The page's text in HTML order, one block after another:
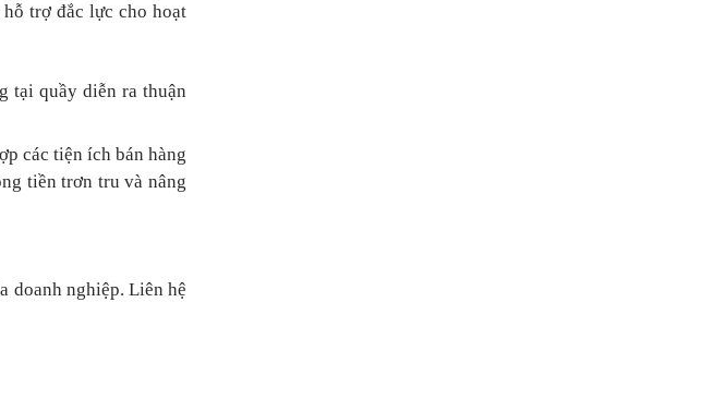
trợ đắc lực cho hoạt
tại quầy diễn ra thuận
các tiện ích bán hàng
tiền trơn tru và nâng
doanh nghiệp. Liên hệ